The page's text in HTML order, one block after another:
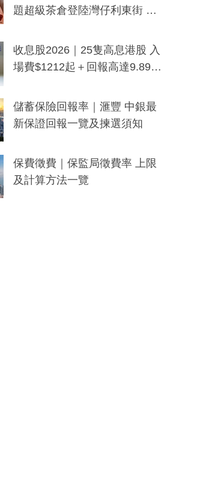
題超級茶倉登陸灣仔利東街 推
y及香港限定特調系列
收息股2026｜25隻高息港股 入
場費$1212起＋回報高達9.89
儲蓄保險回報率｜滙豐 中銀最
新保證回報一覽及揀選須知
保費徵費｜保監局徵費率 上限
及計算方法一覽